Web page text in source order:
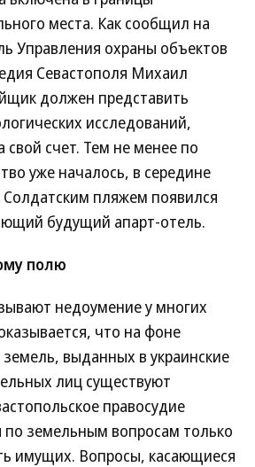
места. Как сообщил на
Управления охраны объектов
Севастополя Михаил
должен представить
исследований,
свой счет. Тем не менее по
уже началось, в середине
Солдатским пляжем появился
будущий апарт-отель.
полю
недоумение у многих
что на фоне
земель, выданных в украинские
лиц существуют
правосудие
земельным вопросам только
имущих. Вопросы, касающиеся